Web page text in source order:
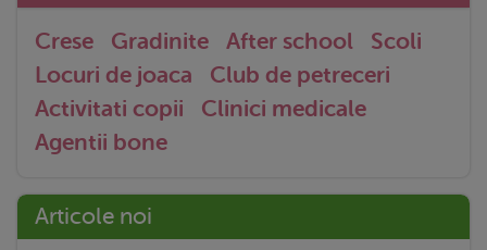
Crese Gradinite After school
Scoli
Locuri de joaca
Club de petreceri
Activitati copii
Clinici medicale
Agentii bone
Articole noi